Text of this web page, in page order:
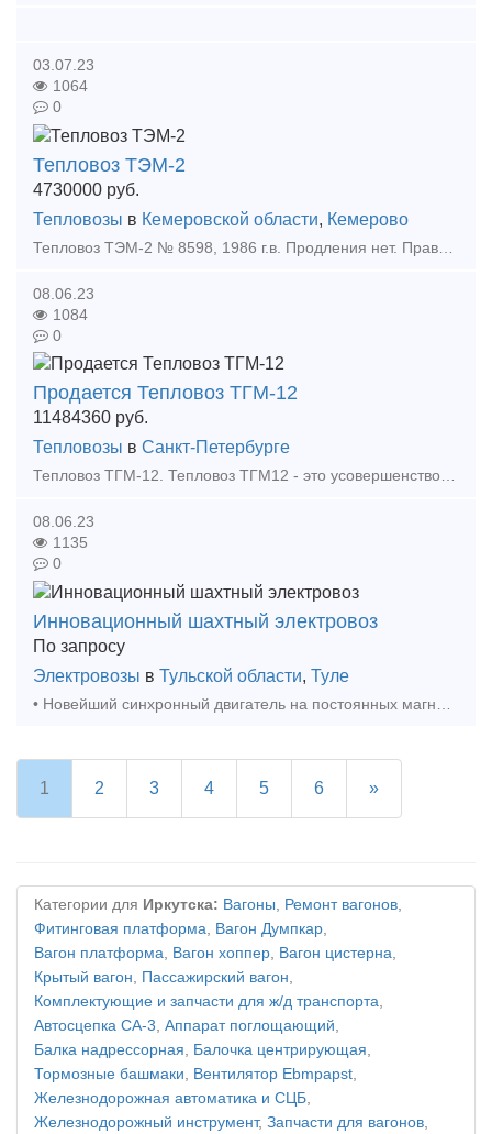
03.07.23
1064
0
Тепловоз ТЭМ-2
4730000 руб.
Тепловозы в Кемеровской области, Кемерово
08.06.23
1084
0
Продается Тепловоз ТГМ-12
11484360 руб.
Тепловозы в Санкт-Петербурге
Тепловоз ТГМ-12. Тепловоз ТГМ12 - это усовершенствованная модификация тепловоза ТГМ6А, отличается от него улучшенной компоновкой агрегатов, применением без режимной двухтрансформаторной ги
08.06.23
1135
0
Инновационный шахтный электровоз
По запросу
Электровозы в Тульской области, Туле
• Новейший синхронный двигатель на постоянных магнитах; • Новая система управления двигателем на современных программируемых контролерах; • Литий-ионный батарейный ящик суммарной энергое
1 2 3 4 5 6 »
Категории для Иркутска: Вагоны, Ремонт вагонов,
Фитинговая платформа, Вагон Думпкар,
Вагон платформа, Вагон хоппер, Вагон цистерна,
Крытый вагон, Пассажирский вагон,
Комплектующие и запчасти для ж/д транспорта,
Автосцепка СА-3, Аппарат поглощающий,
Балка надрессорная, Балочка центрирующая,
Тормозные башмаки, Вентилятор Ebmpapst,
Железнодорожная автоматика и СЦБ,
Железнодорожный инструмент, Запчасти для вагонов,